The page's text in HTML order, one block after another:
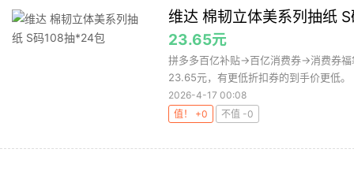
维达 棉韧立体美系列抽纸
23.65元
拼多多百亿补贴→百亿消费券→消费券福
23.65元，有更低折扣券的到手价更低
2026-4-17 00:08
值！ +0
不值 -0